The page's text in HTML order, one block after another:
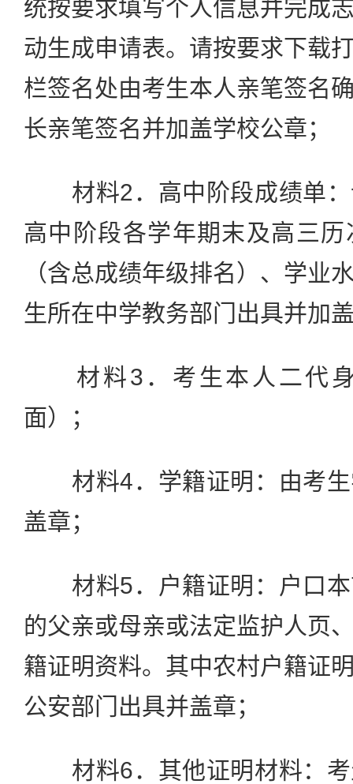
统按要求填写个人信息并完成
动生成申请表。请按要求下载
栏签名处由考生本人亲笔签名
长亲笔签名并加盖学校公章；
材料2．高中阶段成绩单：
高中阶段各学年期末及高三
（含总成绩年级排名）、学业
生所在中学教务部门出具并加
材料3．考生本人二代身
面）；
材料4．学籍证明：由考生
盖章；
材料5．户籍证明：户口本
的父亲或母亲或法定监护人页
籍证明资料。其中农村户籍证
公安部门出具并盖章；
材料6．其他证明材料：考